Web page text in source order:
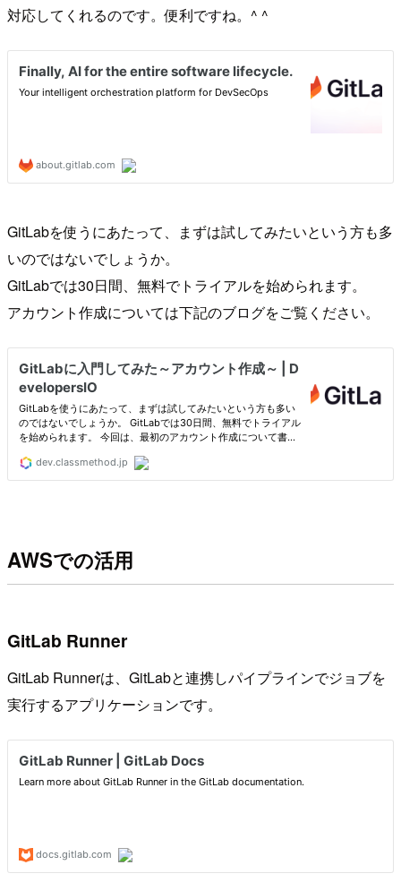
対応してくれるのです。便利ですね。^ ^
GitLabを使うにあたって、まずは試してみたいという方も多
いのではないでしょうか。
GitLabでは30日間、無料でトライアルを始められます。
アカウント作成については下記のブログをご覧ください。
AWSでの活用
GitLab Runner
GitLab Runnerは、GitLabと連携しパイプラインでジョブを
実行するアプリケーションです。